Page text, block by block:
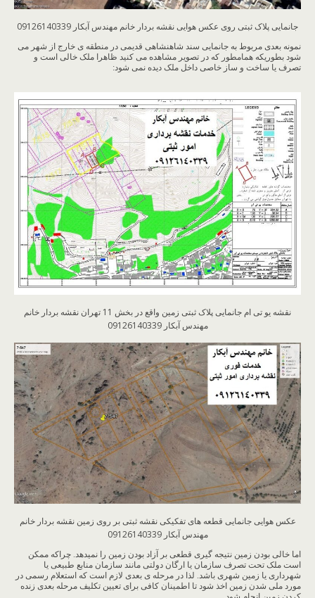
جانمایی پلاک ثبتی روی عکس هوایی نقشه بردار خانم مهندس آبکار 09126140339
نمونه بعدی مربوط به جانمایی سند شاهنشاهی قدیمی در منطقه ی خارج از شهر می
شود بطوریکه همامطور که در تصویر مشاهده می کنید ظاهرا ملک خالی است و
تصرف یا ساخت و ساز خاصی داخل ملک دیده نمی شود:
نقشه یو تی ام جانمایی پلاک ثبتی زمین واقع در بخش 11 تهران نقشه بردار خانم
مهندس آبکار 09126140339
عکس هوایی جانمایی قطعه های تفکیکی نقشه ثبتی بر روی زمین نقشه بردار خانم
مهندس آبکار 09126140339
اما خالی بودن زمین نتیجه گیری قطعی بر آزاد بودن زمین را نمیدهد. چراکه ممکن
است ملک تحت تصرف سازمان یا ارگان دولتی مانند سازمان منابع طبیعی یا
شهرداری یا زمین شهری باشد. لذا در مرحله ی بعدی لازم است که استعلام رسمی در
مورد ملی شدن زمین اخذ شود تا اطمینان کافی برای تعیین تکلیف مرحله بعدی زنده